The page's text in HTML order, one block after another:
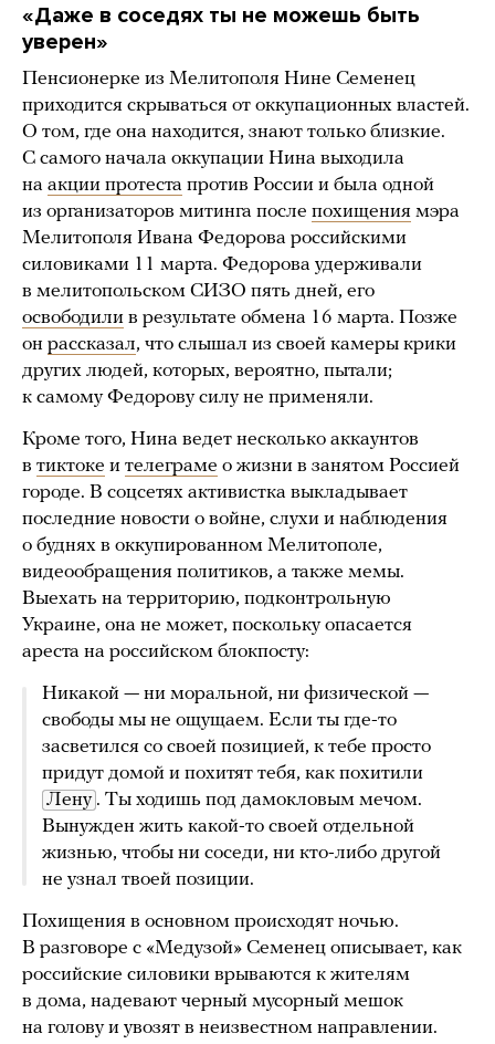
«Даже в соседях ты не можешь быть
уверен»
Пенсионерке из Мелитополя Нине Семенец
приходится скрываться от оккупационных властей.
О том, где она находится, знают только близкие.
С самого начала оккупации Нина выходила
на акции протеста против России и была одной
из организаторов митинга после похищения мэра
Мелитополя Ивана Федорова российскими
силовиками 11 марта. Федорова удерживали
в мелитопольском СИЗО пять дней, его
освободили в результате обмена 16 марта. Позже
он рассказал, что слышал из своей камеры крики
других людей, которых, вероятно, пытали;
к самому Федорову силу не применяли.
Кроме того, Нина ведет несколько аккаунтов
в тиктоке и телеграме о жизни в занятом Россией
городе. В соцсетях активистка выкладывает
последние новости о войне, слухи и наблюдения
о буднях в оккупированном Мелитополе,
видеообращения политиков, а также мемы.
Выехать на территорию, подконтрольную
Украине, она не может, поскольку опасается
ареста на российском блокпосту:
Никакой — ни моральной, ни физической —
свободы мы не ощущаем. Если ты где-то
засветился со своей позицией, к тебе просто
придут домой и похитят тебя, как похитили
Лену . Ты ходишь под дамокловым мечом.
Вынужден жить какой-то своей отдельной
жизнью, чтобы ни соседи, ни кто-либо другой
не узнал твоей позиции.
Похищения в основном происходят ночью.
В разговоре с «Медузой» Семенец описывает, как
российские силовики врываются к жителям
в дома, надевают черный мусорный мешок
на голову и увозят в неизвестном направлении.